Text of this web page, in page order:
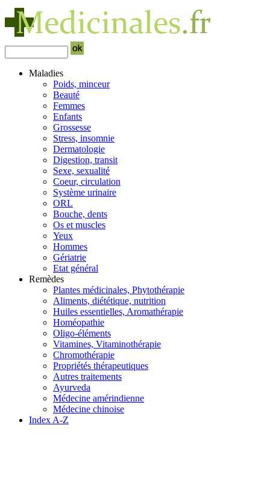
Maladies
Poids, minceur
Beauté
Femmes
Enfants
Grossesse
Stress, insomnie
Dermatologie
Digestion, transit
Sexe, sexualité
Coeur, circulation
Système urinaire
ORL
Bouche, dents
Os et muscles
Yeux
Hommes
Gériatrie
Etat général
Remèdes
Plantes médicinales, Phytothérapie
Aliments, diététique, nutrition
Huiles essentielles, Aromathérapie
Homéopathie
Oligo-éléments
Vitamines, Vitaminothérapie
Chromothérapie
Propriétés thérapeutiques
Autres traitements
Ayurveda
Médecine amérindienne
Médecine chinoise
Index A-Z